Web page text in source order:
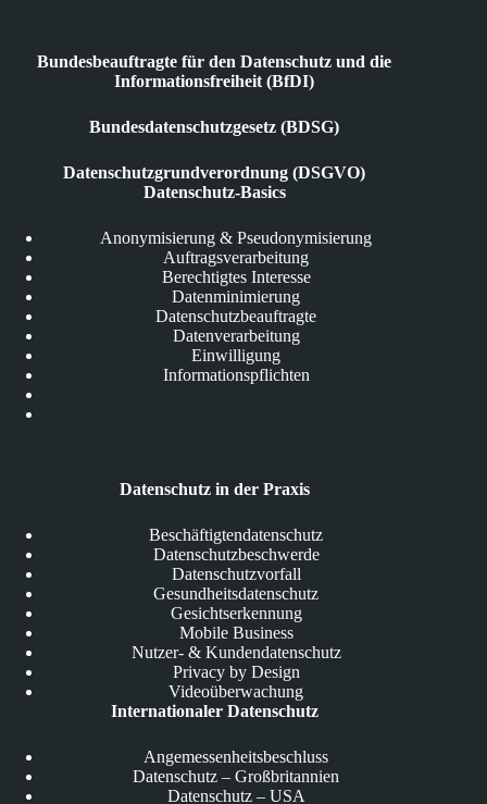
Bundesbeauftragte für den Datenschutz und die
Informationsfreiheit (BfDI)
Bundesdatenschutzgesetz (BDSG)
Datenschutzgrundverordnung (DSGVO)
Datenschutz-Basics
Anonymisierung & Pseudonymisierung
Auftragsverarbeitung
Berechtigtes Interesse
Datenminimierung
Datenschutzbeauftragte
Datenverarbeitung
Einwilligung
Informationspflichten
Datenschutz in der Praxis
Beschäftigtendatenschutz
Datenschutzbeschwerde
Datenschutzvorfall
Gesundheitsdatenschutz
Gesichtserkennung
Mobile Business
Nutzer- & Kundendatenschutz
Privacy by Design
Videoüberwachung
Internationaler Datenschutz
Angemessenheitsbeschluss
Datenschutz – Großbritannien
Datenschutz – USA